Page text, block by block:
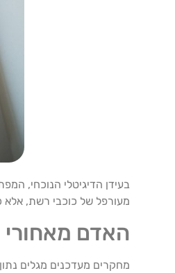
בעידן הדיגיטלי הנוכחי,
מעורפל של כוכבי רשת, אלא
האדם